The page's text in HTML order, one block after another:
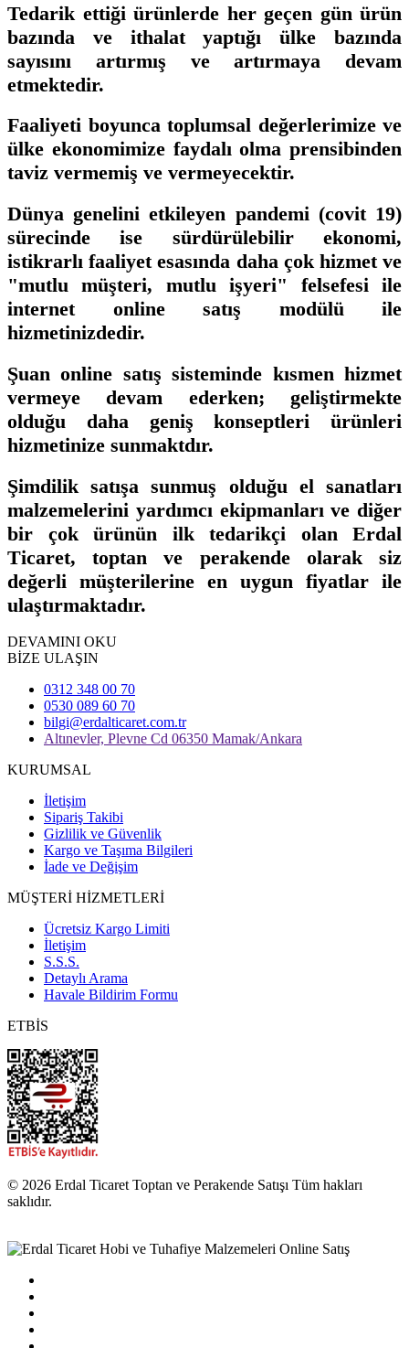
Tedarik ettiği ürünlerde her geçen gün ürün
bazında ve ithalat yaptığı ülke bazında
sayısını artırmış ve artırmaya devam
etmektedir.
Faaliyeti boyunca toplumsal değerlerimize ve
ülke ekonomimize faydalı olma prensibinden
taviz vermemiş ve vermeyecektir.
Dünya genelini etkileyen pandemi (covit 19)
sürecinde ise sürdürülebilir ekonomi,
istikrarlı faaliyet esasında daha çok hizmet ve
"mutlu müşteri, mutlu işyeri" felsefesi ile
internet online satış modülü ile
hizmetinizdedir.
Şuan online satış sisteminde kısmen hizmet
vermeye devam ederken; geliştirmekte
olduğu daha geniş konseptleri ürünleri
hizmetinize sunmaktdır.
Şimdilik satışa sunmuş olduğu el sanatları
malzemelerini yardımcı ekipmanları ve diğer
bir çok ürünün ilk tedarikçi olan Erdal
Ticaret, toptan ve perakende olarak siz
değerli müşterilerine en uygun fiyatlar ile
ulaştırmaktadır.
DEVAMINI OKU
BİZE ULAŞIN
0312 348 00 70
0530 089 60 70
bilgi@erdalticaret.com.tr
Altınevler, Plevne Cd 06350 Mamak/Ankara
KURUMSAL
İletişim
Sipariş Takibi
Gizlilik ve Güvenlik
Kargo ve Taşıma Bilgileri
İade ve Değişim
MÜŞTERİ HİZMETLERİ
Ücretsiz Kargo Limiti
İletişim
S.S.S.
Detaylı Arama
Havale Bildirim Formu
ETBİS
© 2026 Erdal Ticaret Toptan ve Perakende Satışı Tüm hakları
saklıdır.